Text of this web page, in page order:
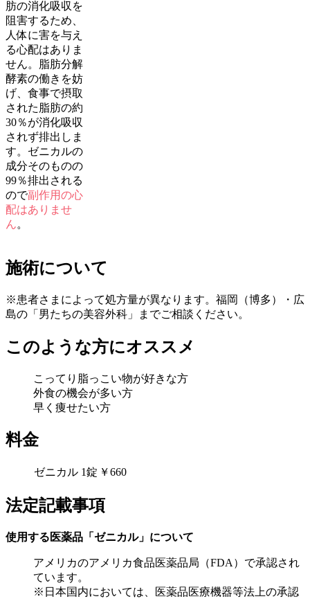
肪の消化吸収を
阻害するため、
人体に害を与え
る心配はありま
せん。脂肪分解
酵素の働きを妨
げ、食事で摂取
された脂肪の約
30％が消化吸収
されず排出しま
す。ゼニカルの
成分そのものの
99％排出される
ので副作用の心
配はありませ
ん。
施術について
※患者さまによって処方量が異なります。福岡（博多）・広
島の「男たちの美容外科」までご相談ください。
このような方にオススメ
こってり脂っこい物が好きな方
外食の機会が多い方
早く痩せたい方
料金
ゼニカル 1錠 ￥660
法定記載事項
使用する医薬品「ゼニカル」について
アメリカのアメリカ食品医薬品局（FDA）で承認され
ています。
※日本国内においては、医薬品医療機器等法上の承認